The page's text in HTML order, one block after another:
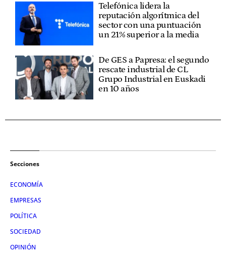
Telefónica lidera la
reputación algorítmica del
sector con una puntuación
un 21% superior a la media
De GES a Papresa: el segundo
rescate industrial de CL
Grupo Industrial en Euskadi
en 10 años
Secciones
ECONOMÍA
EMPRESAS
POLÍTICA
SOCIEDAD
OPINIÓN